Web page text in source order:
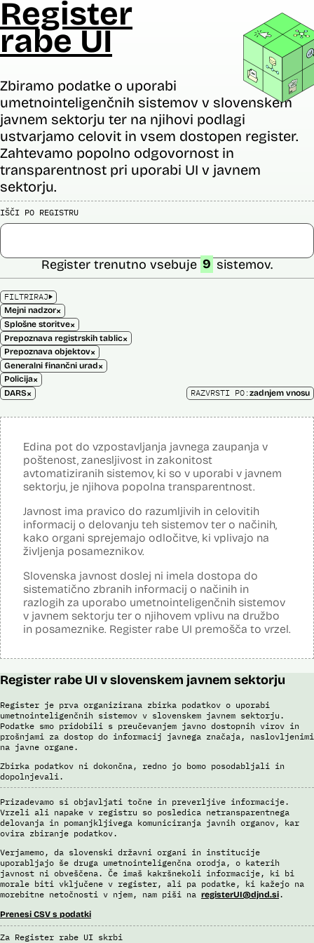
Register
rabe UI
Zbiramo podatke o uporabi
umetnointeligenčnih sistemov v slovenskem
javnem sektorju ter na njihovi podlagi
ustvarjamo celovit in vsem dostopen register.
Zahtevamo popolno odgovornost in
transparentnost pri uporabi UI v javnem
sektorju.
IŠČI PO REGISTRU
FILTRIRAJ
Mejni nadzor×
Splošne storitve×
Prepoznava registrskih tablic×
Prepoznava objektov×
Generalni finančni urad×
Policija×
DARS×
Register trenutno vsebuje 9 sistemov.
RAZVRSTI PO:zadnjem vnosu
Edina pot do vzpostavljanja javnega zaupanja v
poštenost, zanesljivost in zakonitost
avtomatiziranih sistemov, ki so v uporabi v javnem
sektorju, je njihova popolna transparentnost.
Javnost ima pravico do razumljivih in celovitih
informacij o delovanju teh sistemov ter o načinih,
kako organi sprejemajo odločitve, ki vplivajo na
življenja posameznikov.
Slovenska javnost doslej ni imela dostopa do
sistematično zbranih informacij o načinih in
razlogih za uporabo umetnointeligenčnih sistemov
v javnem sektorju ter o njihovem vplivu na družbo
in posameznike. Register rabe UI premošča to vrzel.
Register rabe UI v slovenskem javnem sektorju
Register je prva organizirana zbirka podatkov o uporabi
umetnointeligenčnih sistemov v slovenskem javnem sektorju.
Podatke smo pridobili s preučevanjem javno dostopnih virov in
prošnjami za dostop do informacij javnega značaja, naslovljenimi
na javne organe.
Zbirka podatkov ni dokončna, redno jo bomo posodabljali in
dopolnjevali.
Prizadevamo si objavljati točne in preverljive informacije.
Vrzeli ali napake v registru so posledica netransparentnega
delovanja in pomanjkljivega komuniciranja javnih organov, kar
ovira zbiranje podatkov.
Verjamemo, da slovenski državni organi in institucije
uporabljajo še druga umetnointeligenčna orodja, o katerih
javnost ni obveščena. Če imaš kakršnekoli informacije, ki bi
morale biti vključene v register, ali pa podatke, ki kažejo na
morebitne netočnosti v njem, nam piši na registerUI@djnd.si.
Prenesi CSV s podatki
Za Register rabe UI skrbi